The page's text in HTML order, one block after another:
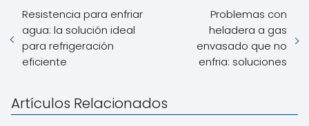
Resistencia para enfriar
agua: la solución ideal
para refrigeración
eficiente
Problemas con
heladera a gas
envasado que no
enfria: soluciones
Artículos Relacionados